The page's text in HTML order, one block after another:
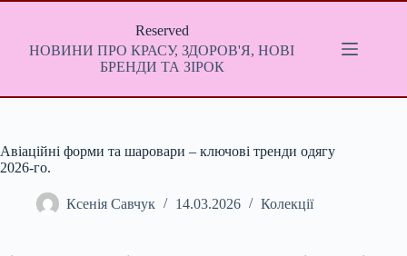
Перейти
Reserved
НОВИНИ ПРО КРАСУ, ЗДОРОВ'Я, НОВІ
БРЕНДИ ТА ЗІРОК
Авіаційні форми та шаровари – ключові тренди одягу
2026-го.
Ксенія Савчук 14.03.2026 Колекції